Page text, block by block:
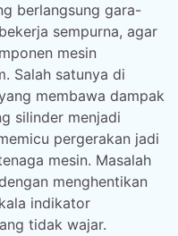
berlangsung gara-
sempurna, agar
mesin
Salah satunya di
membawa dampak
silinder menjadi
pergerakan jadi
mesin. Masalah
menghentikan
indikator
tidak wajar.